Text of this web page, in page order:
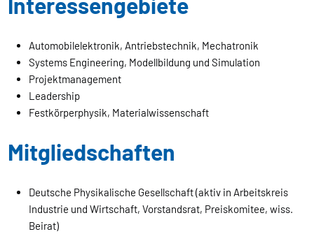
Automobilelektronik, Antriebstechnik, Mechatronik
Systems Engineering, Modellbildung und Simulation
Projektmanagement
Leadership
Festkörperphysik, Materialwissenschaft
Mitgliedschaften
Deutsche Physikalische Gesellschaft (aktiv in Arbeitskreis
Industrie und Wirtschaft, Vorstandsrat, Preiskomitee, wiss.
Beirat)